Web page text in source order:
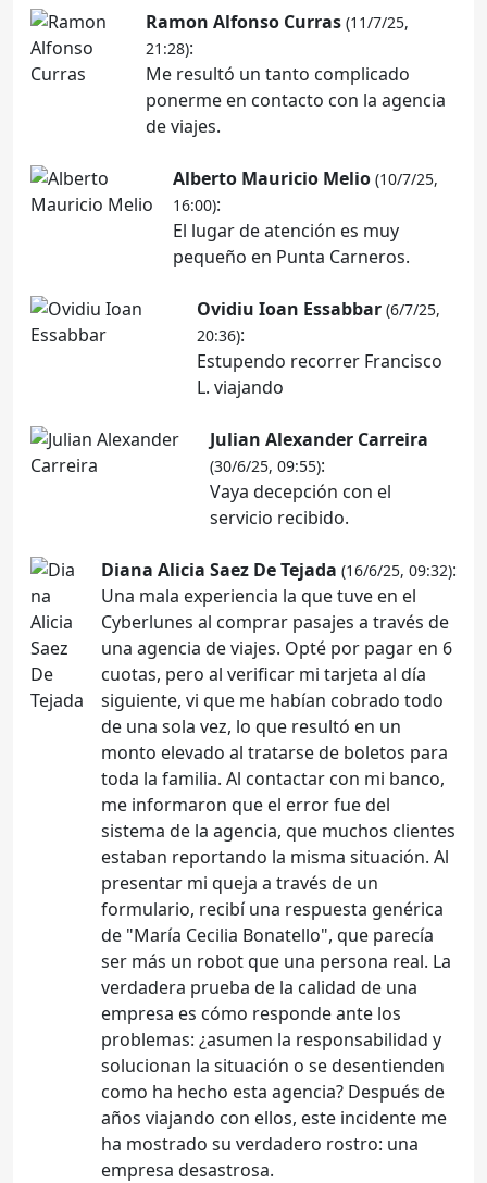
Ramon Alfonso Curras (11/7/25,
21:28):
Me resultó un tanto complicado
ponerme en contacto con la agencia
de viajes.
Alberto Mauricio Melio (10/7/25,
16:00):
El lugar de atención es muy
pequeño en Punta Carneros.
Ovidiu Ioan Essabbar (6/7/25,
20:36):
Estupendo recorrer Francisco
L. viajando
Julian Alexander Carreira
(30/6/25, 09:55):
Vaya decepción con el
servicio recibido.
Diana Alicia Saez De Tejada (16/6/25, 09:32):
Una mala experiencia la que tuve en el
Cyberlunes al comprar pasajes a través de
una agencia de viajes. Opté por pagar en 6
cuotas, pero al verificar mi tarjeta al día
siguiente, vi que me habían cobrado todo
de una sola vez, lo que resultó en un
monto elevado al tratarse de boletos para
toda la familia. Al contactar con mi banco,
me informaron que el error fue del
sistema de la agencia, que muchos clientes
estaban reportando la misma situación. Al
presentar mi queja a través de un
formulario, recibí una respuesta genérica
de "María Cecilia Bonatello", que parecía
ser más un robot que una persona real. La
verdadera prueba de la calidad de una
empresa es cómo responde ante los
problemas: ¿asumen la responsabilidad y
solucionan la situación o se desentienden
como ha hecho esta agencia? Después de
años viajando con ellos, este incidente me
ha mostrado su verdadero rostro: una
empresa desastrosa.